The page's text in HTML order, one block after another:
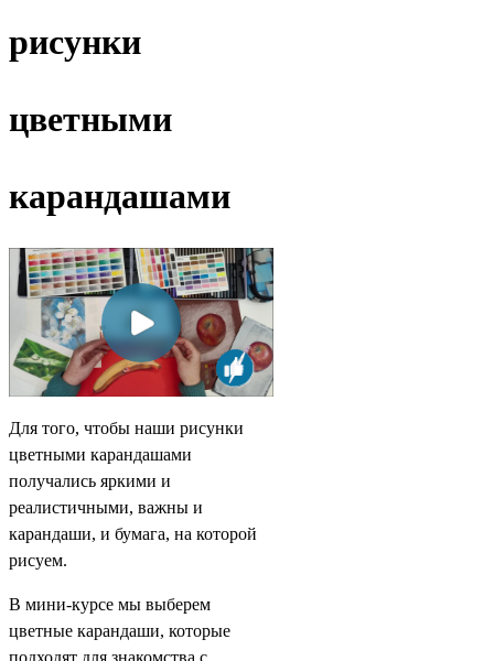
рисунки
цветными
карандашами
Для того, чтобы наши рисунки
цветными карандашами
получались яркими и
реалистичными, важны и
карандаши, и бумага, на которой
рисуем.
В мини-курсе мы выберем
цветные карандаши, которые
подходят для знакомства с